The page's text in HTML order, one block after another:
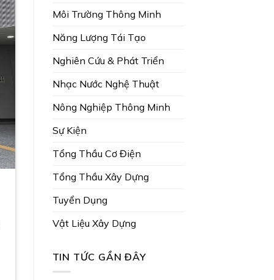
Môi Trường Thông Minh
Năng Lượng Tái Tạo
Nghiên Cứu & Phát Triển
Nhạc Nước Nghệ Thuật
Nông Nghiệp Thông Minh
Sự Kiện
Tổng Thầu Cơ Điện
Tổng Thầu Xây Dựng
Tuyển Dụng
Vật Liệu Xây Dựng
TIN TỨC GẦN ĐÂY